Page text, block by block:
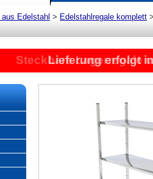
aus Edelstahl > Edelstahlregale komplett
Steckbare Lagerregale
Lieferung erfolgt